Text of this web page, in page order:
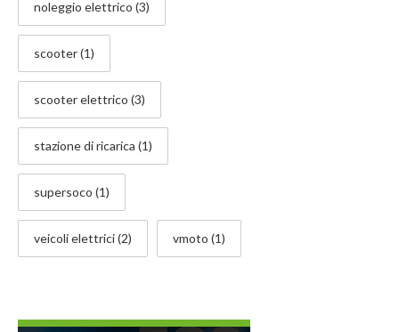
noleggio elettrico (3)
scooter(1)
scooter elettrico (3)
stazione di ricarica (1)
supersoco (1)
veicoli elettrici(2) vmoto (1)